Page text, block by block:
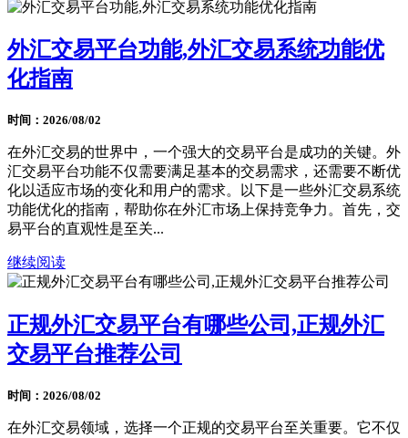
外汇交易平台功能,外汇交易系统功能优
化指南
时间：2026/08/02
在外汇交易的世界中，一个强大的交易平台是成功的关键。外
汇交易平台功能不仅需要满足基本的交易需求，还需要不断优
化以适应市场的变化和用户的需求。以下是一些外汇交易系统
功能优化的指南，帮助你在外汇市场上保持竞争力。首先，交
易平台的直观性是至关...
继续阅读
正规外汇交易平台有哪些公司,正规外汇
交易平台推荐公司
时间：2026/08/02
在外汇交易领域，选择一个正规的交易平台至关重要。它不仅